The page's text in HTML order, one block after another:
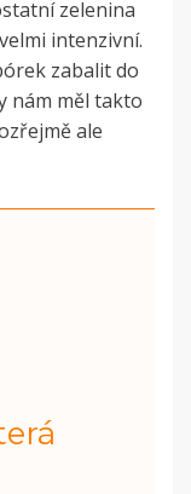
zelenina
intenzivní.
zabalit do
nám měl takto
ale